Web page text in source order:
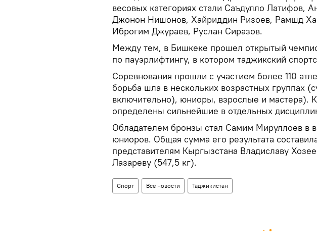
весовых категориях стали Саъдулло Латифов,
Джонон Нишонов, Хайриддин Ризоев, Рамшд
Иброгим Джураев, Руслан Сиразов.
Между тем, в Бишкеке прошел открытый
по пауэрлифтингу, в котором таджикский
Соревнования прошли с участием более 110
борьба шла в нескольких возрастных группах
включительно), юниоры, взрослые и мастера).
определены сильнейшие в отдельных
Обладателем бронзы стал Самим Мируллоев в
юниоров. Общая сумма его результата
представителям Кыргызстана Владиславу
Лазареву (547,5 кг).
Спорт Все новости Таджикистан